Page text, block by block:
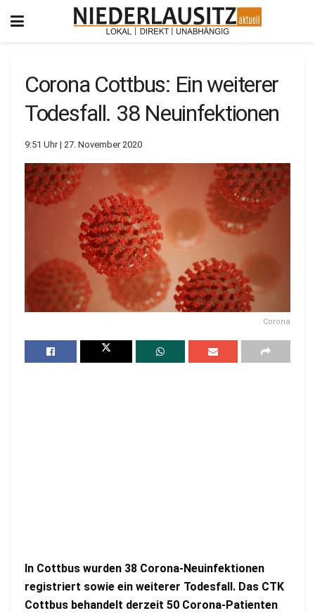
Corona Cottbus: Ein weiterer
Todesfall. 38 Neuinfektionen
9:51 Uhr | 27. November 2020
Corona
In Cottbus wurden 38 Corona-Neuinfektionen
registriert sowie ein weiterer Todesfall. Das CTK
Cottbus behandelt derzeit 50 Corona-Patienten